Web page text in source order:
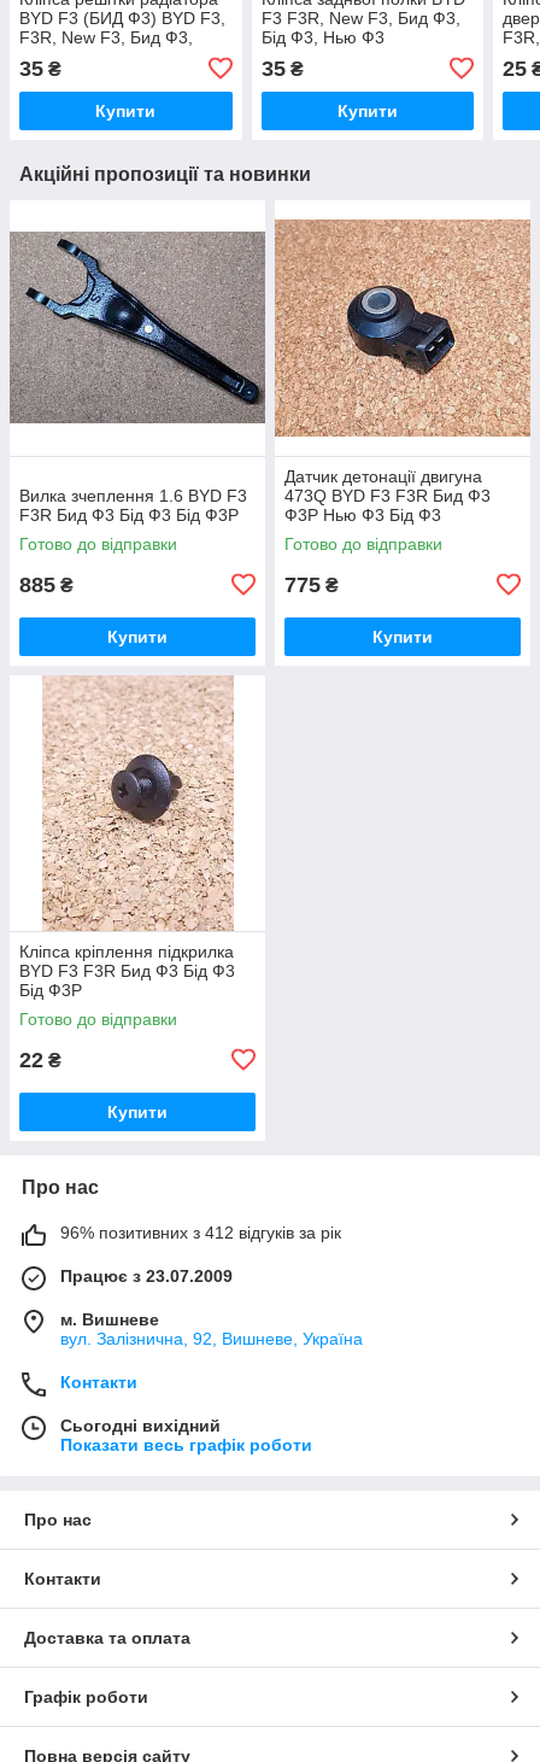
BYD F3 (БИД Ф3) BYD F3,
F3R, New F3, Бид Ф3,
Ф3Р, Бід Ф3 BYD F3/БИД
ф3
35 ₴
Купити
F3 F3R, New F3, Бид Ф3,
Бід Ф3, Нью Ф3
35₴
Купити
25
Акційні пропозиції та новинки
Вилка зчеплення 1.6 BYD F3
F3R Бид Ф3 Бід Ф3 Бід Ф3Р
Готово до відправки
885 ₴
Купити
Датчик детонації двигуна
473Q BYD F3 F3R Бид Ф3
Ф3Р Нью Ф3 Бід Ф3
Готово до відправки
775 ₴
Купити
Кліпса кріплення підкрилка
BYD F3 F3R Бид Ф3 Бід Ф3
Бід Ф3Р
Готово до відправки
22 ₴
Купити
Про нас
96% позитивних з 412 відгуків за рік
Працює з 23.07.2009
м. Вишневе
вул. Залізнична, 92, Вишневе, Україна
Контакти
Сьогодні вихідний
Показати весь графік роботи
Про нас
Контакти
Доставка та оплата
Графік роботи
Повна версія сайту